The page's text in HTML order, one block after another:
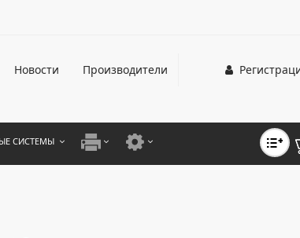
Новости Производители
СИСТЕМЫ